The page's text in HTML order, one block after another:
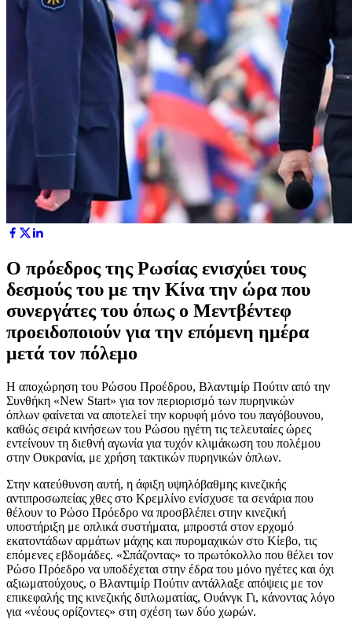
Ο πρόεδρος της Ρωσίας ενισχύει τους
δεσμούς του με την Κίνα την ώρα που
συνεργάτες του όπως ο Μεντβέντεφ
προειδοποιούν για την επόμενη ημέρα
μετά τον πόλεμο
Η αποχώρηση του Ρώσου Προέδρου, Βλαντιμίρ Πούτιν από την
Συνθήκη «New Start» για τον περιορισμό των πυρηνικών
όπλων φαίνεται να αποτελεί την κορυφή μόνο του παγόβουνου,
καθώς σειρά κινήσεων του Ρώσου ηγέτη τις τελευταίες ώρες
εντείνουν τη διεθνή αγωνία για τυχόν κλιμάκωση του πολέμου
στην Ουκρανία, με χρήση τακτικών πυρηνικών όπλων.
Στην κατεύθυνση αυτή, η άφιξη υψηλόβαθμης κινεζικής
αντιπροσωπείας χθες στο Κρεμλίνο ενίσχυσε τα σενάρια που
θέλουν το Ρώσο Πρόεδρο να προσβλέπει στην κινεζική
υποστήριξη με οπλικά συστήματα, μπροστά στον ερχομό
εκατοντάδων αρμάτων μάχης και πυρομαχικών στο Κίεβο, τις
επόμενες εβδομάδες. «Σπάζοντας» το πρωτόκολλο που θέλει τον
Ρώσο Πρόεδρο να υποδέχεται στην έδρα του μόνο ηγέτες και όχι
αξιωματούχους, ο Βλαντιμίρ Πούτιν αντάλλαξε απόψεις με τον
επικεφαλής της κινεζικής διπλωματίας, Ουάνγκ Γι, κάνοντας λόγο
για «νέους ορίζοντες» στη σχέση των δύο χωρών.